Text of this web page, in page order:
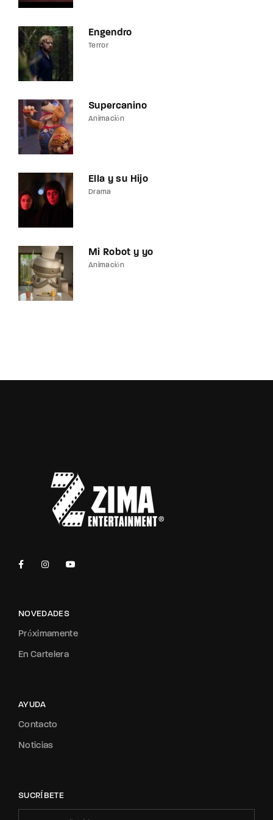
Engendro
Terror
Supercanino
Animación
Ella y su Hijo
Drama
Mi Robot y yo
Animación
NOVEDADES
Próximamente
En Cartelera
AYUDA
Contacto
Noticias
SUCRÍBETE